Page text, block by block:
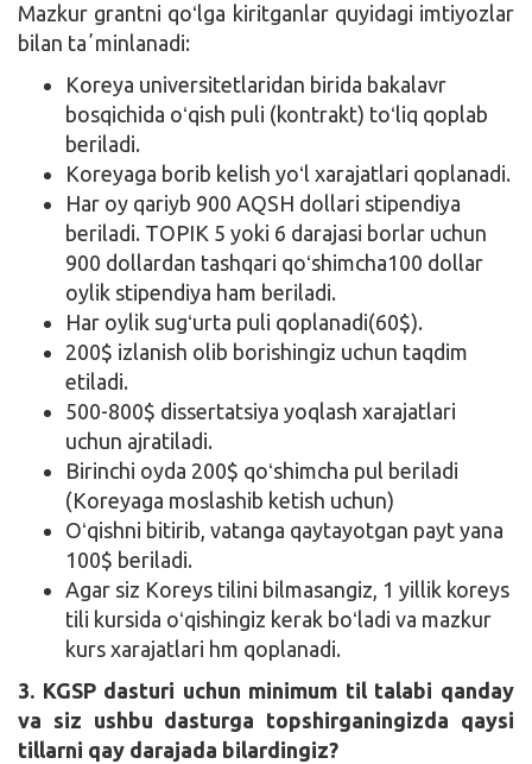
Mazkur grantni qoʻlga kiritganlar quyidagi imtiyozlar
bilan taʼminlanadi:
Koreya universitetlaridan birida bakalavr
bosqichida oʻqish puli (kontrakt) toʻliq qoplab
beriladi.
Koreyaga borib kelish yoʻl xarajatlari qoplanadi.
Har oy qariyb 900 AQSH dollari stipendiya
beriladi. TOPIK 5 yoki 6 darajasi borlar uchun
900 dollardan tashqari qoʻshimcha100 dollar
oylik stipendiya ham beriladi.
Har oylik sugʻurta puli qoplanadi(60$).
200$ izlanish olib borishingiz uchun taqdim
etiladi.
500-800$ dissertatsiya yoqlash xarajatlari
uchun ajratiladi.
Birinchi oyda 200$ qoʻshimcha pul beriladi
(Koreyaga moslashib ketish uchun)
Oʻqishni bitirib, vatanga qaytayotgan payt yana
100$ beriladi.
Agar siz Koreys tilini bilmasangiz, 1 yillik koreys
tili kursida oʻqishingiz kerak boʻladi va mazkur
kurs xarajatlari hm qoplanadi.
3. KGSP dasturi uchun minimum til talabi qanday
va siz ushbu dasturga topshirganingizda qaysi
tillarni qay darajada bilardingiz?